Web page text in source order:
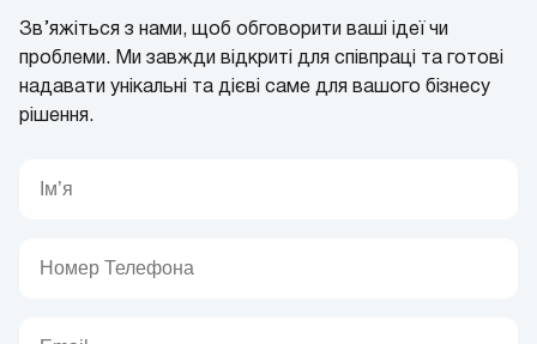
Зв’яжіться з нами, щоб обговорити ваші ідеї чи
проблеми. Ми завжди відкриті для співпраці та готові
надавати унікальні та дієві саме для вашого бізнесу
рішення.